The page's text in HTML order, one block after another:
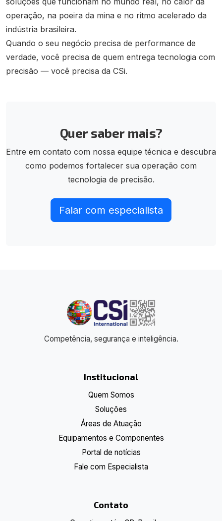
operação, na poeira da mina e no ritmo acelerado da
indústria brasileira.
Quando o seu negócio precisa de performance de
verdade, você precisa de quem entrega tecnologia com
precisão — você precisa da CSi.
Quer saber mais?
Entre em contato com nossa equipe técnica e descubra
como podemos fortalecer sua operação com
tecnologia de precisão.
Falar com especialista
Competência, segurança e inteligência.
Institucional
Quem Somos
Soluções
Áreas de Atuação
Equipamentos e Componentes
Portal de notícias
Fale com Especialista
Contato